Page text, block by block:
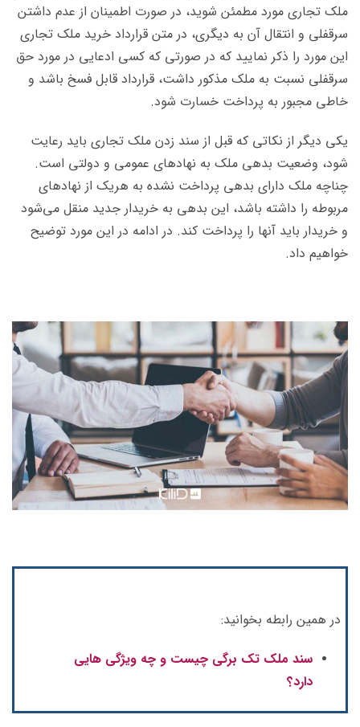
ملک تجاری مورد مطمئن شوید، در صورت اطمینان از عدم داشتن
سرقفلی و انتقال آن به دیگری، در متن قرارداد خرید ملک تجاری
این مورد را ذکر نمایید که در صورتی که کسی ادعایی در مورد حق
سرقفلی نسبت به ملک مذکور داشت، قرارداد قابل فسخ باشد و
خاطی مجبور به پرداخت خسارت شود.
یکی دیگر از نکاتی که قبل از سند زدن ملک تجاری باید رعایت
شود، وضعیت بدهی ملک به نهادهای عمومی و دولتی است.
چناچه ملک دارای بدهی پرداخت نشده به هریک از نهادهای
مربوطه را داشته باشد، این بدهی به خریدار جدید منقل می‌شود
و خریدار باید آنها را پرداخت کند. در ادامه در این مورد توضیح
خواهیم داد.
در همین رابطه بخوانید:
سند ملک تک برگی چیست و چه ویژگی هایی
دارد؟